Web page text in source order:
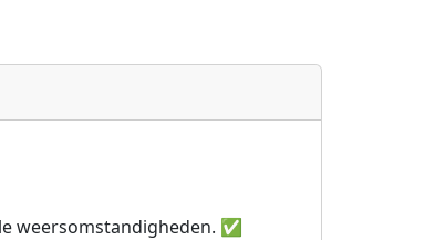
weersomstandigheden. ✅